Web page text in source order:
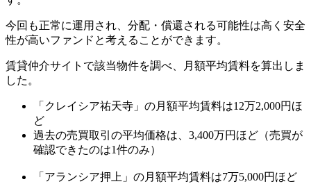
今回も正常に運用され、分配・償還される可能性は高く安全
性が高いファンド と考えることができます。
賃貸仲介サイトで該当物件を調べ、月額平均賃料を算出しま
した。
「クレイシア祐天寺」の月額平均賃料は12万2,000円ほ
ど
過去の売買取引の平均価格は、3,400万円ほど（売買が
確認できたのは1件のみ）
「アランシア押上」の月額平均賃料は7万5,000円ほど